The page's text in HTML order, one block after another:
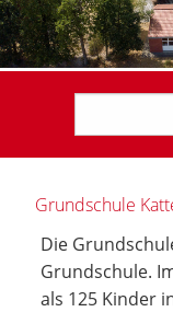
Grundschule
Die
Grundschule.
als 125 Kinder